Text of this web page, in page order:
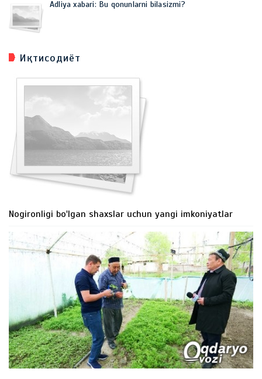
Adliya xabari: Bu qonunlarni bilasizmi?
Иқтисодиёт
Nogironligi bo'lgan shaxslar uchun yangi imkoniyatlar